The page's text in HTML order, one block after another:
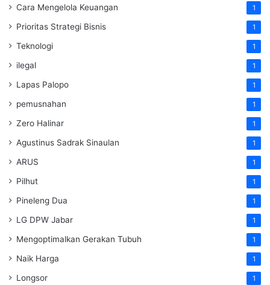
Cara Mengelola Keuangan 1
Prioritas Strategi Bisnis 1
Teknologi 1
ilegal 1
Lapas Palopo 1
pemusnahan 1
Zero Halinar 1
Agustinus Sadrak Sinaulan 1
ARUS 1
Pilhut 1
Pineleng Dua 1
LG DPW Jabar 1
Mengoptimalkan Gerakan Tubuh 1
Naik Harga 1
Longsor 1